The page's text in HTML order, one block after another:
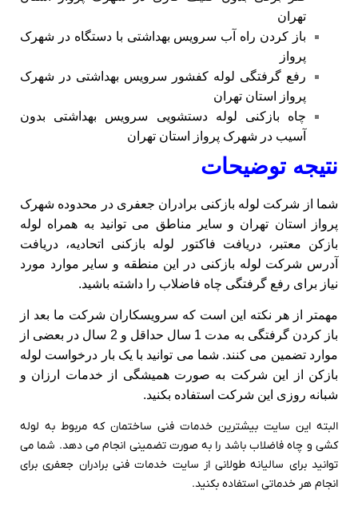
تهران
باز کردن راه آب سرویس بهداشتی با دستگاه در شهرک
پرواز
رفع گرفتگی لوله کفشور سرویس بهداشتی در شهرک
پرواز استان تهران
چاه بازکنی لوله دستشویی سرویس بهداشتی بدون
آسیب در شهرک پرواز استان تهران
نتیجه توضیحات
شما از شرکت لوله بازکنی برادران جعفری در محدوده شهرک
پرواز استان تهران و سایر مناطق می توانید به همراه لوله
بازکن معتبر، دریافت فاکتور لوله بازکنی اتحادیه، دریافت
آدرس شرکت لوله بازکنی در این منطقه و سایر موارد مورد
نیاز برای رفع گرفتگی چاه فاضلاب را داشته باشید.
مهمتر از هر نکته این است که سرویسکاران شرکت ما بعد از
باز کردن گرفتگی به مدت 1 سال حداقل و 2 سال در بعضی از
موارد تضمین می کنند. شما می توانید با یک بار درخواست لوله
بازکن از این شرکت به صورت همیشگی از خدمات ارزان و
شبانه روزی این شرکت استفاده بکنید.
البته این سایت بیشترین خدمات فنی ساختمان که مربوط به لوله
کشی و چاه فاضلاب باشد را به صورت تضمینی انجام می دهد. شما می
توانید برای سالیانه طولانی از سایت خدمات فنی برادران جعفری برای
انجام هر خدماتی استفاده بکنید.